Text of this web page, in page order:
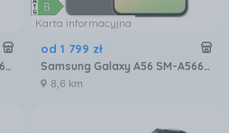
Samsung Galaxy A26 SM-A266 6/128GB 5G Czarny
Karta informacyjna
od 1 799 zł
Samsung Galaxy A56 SM-A566 8/256GB Grafitowy
8,6 km